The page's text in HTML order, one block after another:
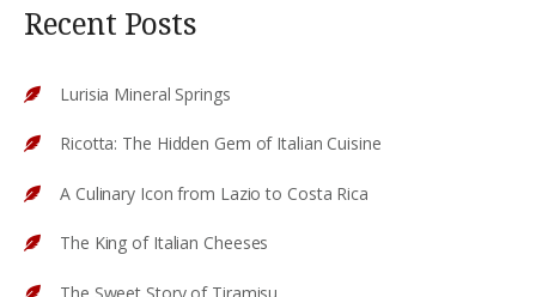
Recent Posts
Lurisia Mineral Springs
Ricotta: The Hidden Gem of Italian Cuisine
A Culinary Icon from Lazio to Costa Rica
The King of Italian Cheeses